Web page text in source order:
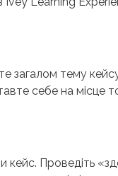
загалом тему
себе на місце
кейс. Проведіть